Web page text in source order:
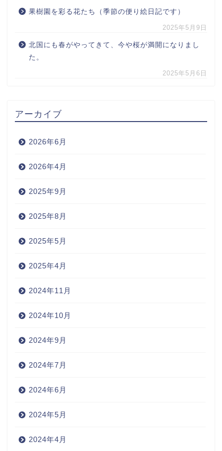
果樹園を彩る花たち（季節の便り絵日記です）
2025年5月9日
北国にも春がやってきて、今や桜が満開になりまし
た。
2025年5月6日
アーカイブ
2026年6月
2026年4月
2025年9月
2025年8月
2025年5月
2025年4月
2024年11月
2024年10月
2024年9月
2024年7月
2024年6月
2024年5月
2024年4月